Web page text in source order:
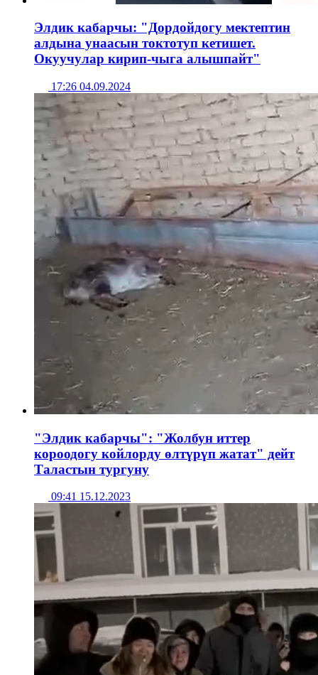
Элдик кабарчы: "Дордойдогу мектептин
алдына унаасын токтотуп кетишет.
Окуучулар кирип-чыга алышпайт"
17:26 04.09.2024
"Элдик кабарчы": "Жолбун иттер
короодогу койлорду өлтүрүп жатат" дейт
Таластын тургуну
09:41 15.12.2023